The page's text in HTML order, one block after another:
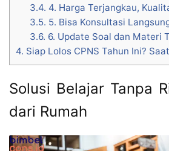
3.4. 4. Harga Terjangkau,
3.5. 5. Bisa Konsultasi
3.6. 6. Update Soal dan Materi
4. Siap Lolos CPNS Tahun Ini?
Solusi Belajar Tanpa
dari Rumah